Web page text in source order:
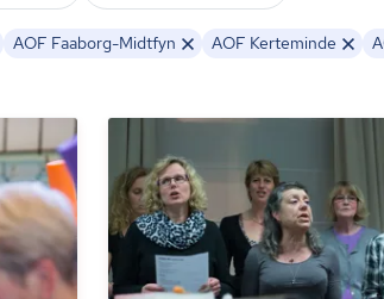
AOF Faaborg-Midtfyn AOF Kerteminde